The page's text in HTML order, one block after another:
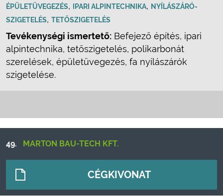
ÉPÜLETÜVEGEZÉS, IPARI ALPINTECHNIKA, NYÍLÁSZÁRÓ-
SZIGETELÉS, TETŐSZIGETELÉS
Tevékenységi ismertető: Befejező építés, ipari
alpintechnika, tetőszigetelés, polikarbonát
szerelések, épületüvegezés, fa nyílászárók
szigetelése.
49. MARTON BAU-TECH KFT.
CÉGKIVONAT